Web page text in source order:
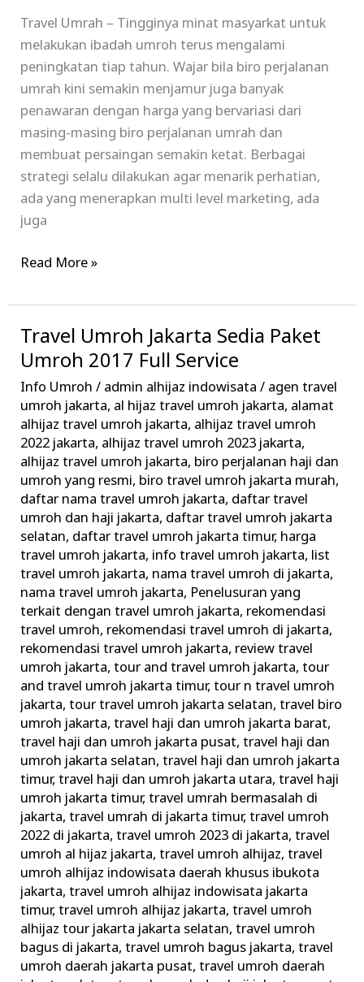
Travel Umrah – Tingginya minat masyarkat untuk
melakukan ibadah umroh terus mengalami
peningkatan tiap tahun. Wajar bila biro perjalanan
umrah kini semakin menjamur juga banyak
penawaran dengan harga yang bervariasi dari
masing-masing biro perjalanan umrah dan
membuat persaingan semakin ketat. Berbagai
strategi selalu dilakukan agar menarik perhatian,
ada yang menerapkan multi level marketing, ada
juga
Read More »
Travel Umroh Jakarta Sedia Paket
Umroh 2017 Full Service
Info Umroh / admin alhijaz indowisata/ agen travel
umroh jakarta, al hijaz travel umroh jakarta, alamat
alhijaz travel umroh jakarta, alhijaz travel umroh
2022 jakarta, alhijaz travel umroh 2023 jakarta,
alhijaz travel umroh jakarta, biro perjalanan haji dan
umroh yang resmi, biro travel umroh jakarta murah,
daftar nama travel umroh jakarta, daftar travel
umroh dan haji jakarta, daftar travel umroh jakarta
selatan, daftar travel umroh jakarta timur, harga
travel umroh jakarta, info travel umroh jakarta, list
travel umroh jakarta, nama travel umroh di jakarta,
nama travel umroh jakarta, Penelusuran yang
terkait dengan travel umroh jakarta, rekomendasi
travel umroh, rekomendasi travel umroh di jakarta,
rekomendasi travel umroh jakarta, review travel
umroh jakarta,tour and travel umroh jakarta,tour
and travel umroh jakarta timur,tour n travel umroh
jakarta,tour travel umroh jakarta selatan,travel biro
umroh jakarta,travel haji dan umroh jakarta barat,
travel haji dan umroh jakarta pusat,travel haji dan
umroh jakarta selatan,travel haji dan umroh jakarta
timur,travel haji dan umroh jakarta utara,travel haji
umroh jakarta timur,travel umrah bermasalah di
jakarta,travel umrah di jakarta timur,travel umroh
2022 di jakarta,travel umroh 2023 di jakarta,travel
umroh al hijaz jakarta,travel umroh alhijaz,travel
umroh alhijaz indowisata daerah khusus ibukota
jakarta,travel umroh alhijaz indowisata jakarta
timur,travel umroh alhijaz jakarta,travel umroh
alhijaz tour jakarta jakarta selatan,travel umroh
bagus di jakarta,travel umroh bagus jakarta,travel
umroh daerah jakarta pusat,travel umroh daerah
Travel
Umroh
Jakarta
Sedia
Paket
Umroh
2017
Full
Service